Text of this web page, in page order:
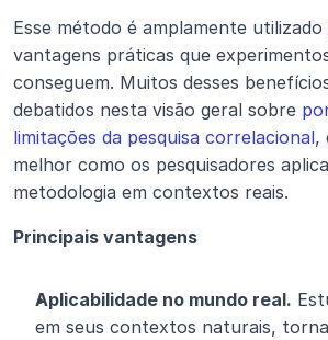
Esse método é amplamente
vantagens práticas que
conseguem. Muitos desses
debatidos nesta visão geral sobre
limitações da pesquisa correlacional,
melhor como os pesquisadores
metodologia em contextos reais.
Principais vantagens
Aplicabilidade no mundo real.
em seus contextos naturais,